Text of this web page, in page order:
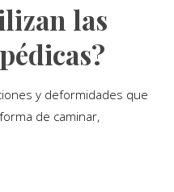
las
y deformidades que
de caminar,